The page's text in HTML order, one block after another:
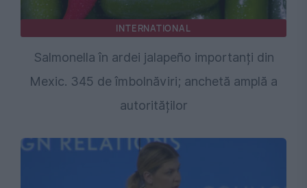
INTERNATIONAL
Salmonella în ardei jalapeño importanți din
Mexic. 345 de îmbolnăviri; anchetă amplă a
autorităților